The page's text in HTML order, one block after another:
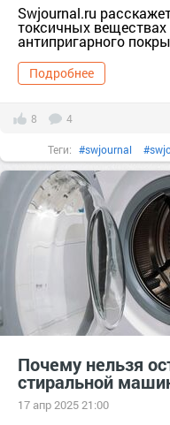
Swjournal.ru
токсичных
антипригарного
Подробнее
8 4
Теги: #swjournal
#дизайн
Почему нельзя
стиральной
17 апр 2025 21:00